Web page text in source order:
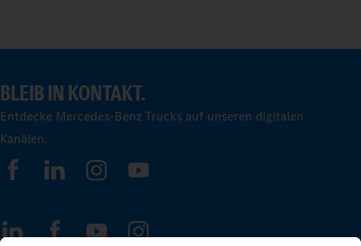
BLEIB IN KONTAKT.
Entdecke Mercedes-Benz Trucks auf unseren digitalen
Kanälen.